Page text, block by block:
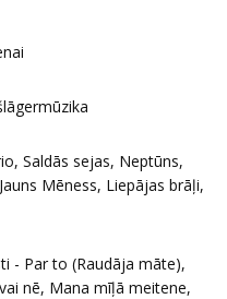
Saldās sejas, Neptūns,
Mēness, Liepājas brāļi,
- Par to (Raudāja māte),
nē, Mana mīļā meitene,